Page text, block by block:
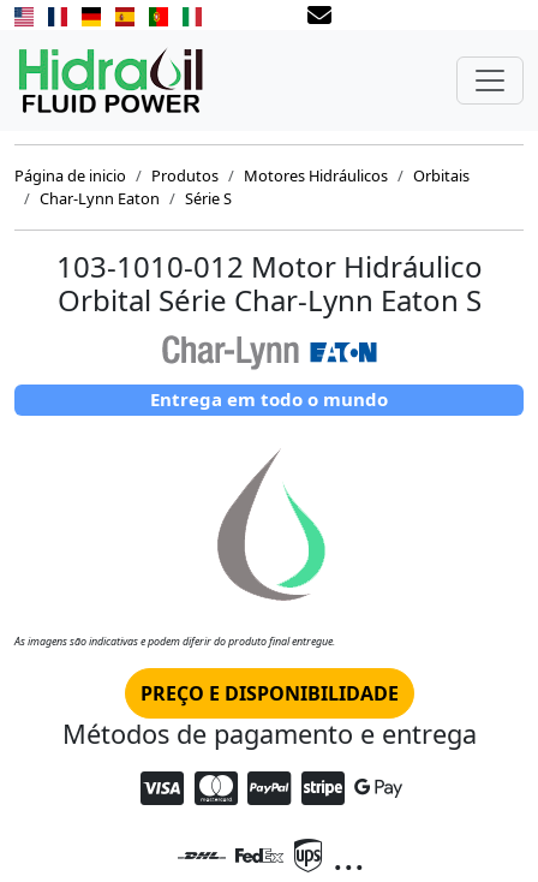
Página de inicio Produtos Motores Hidráulicos
Orbitais
Char-Lynn Eaton
Série S
103-1010-012 Motor Hidráulico
Orbital Série Char-Lynn Eaton S
Entrega em todo o mundo
As imagens são indicativas e podem diferir do produto final entregue.
PREÇO E DISPONIBILIDADE
Métodos de pagamento e entrega
...